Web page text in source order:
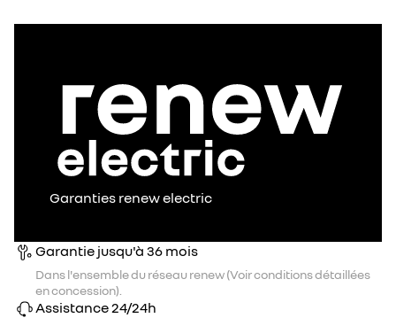
Garanties renew electric
Garantie jusqu'à 36 mois
Dans l'ensemble du réseau renew (Voir conditions détaillées
en concession).
Assistance 24/24h